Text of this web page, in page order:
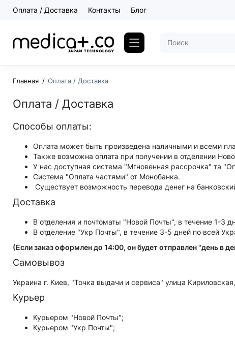
Оплата / Доставка Контакты Блог
Главная Оплата / Доставка
Оплата / Доставка
Способы оплаты:
Оплата может быть произведена наличными и всеми
Также возможна оплата при получении в отделении
У нас доступная система "Мгновенная рассрочка" та
Система "Оплата частями" от Монобанка.
Существует возможность перевода денег на
Доставка
В отделения и почтоматы "Новой Почты", в течение 1-3
В отделение "Укр Почты", в течение 3-5 дней по всей
(Если заказ оформлен до 14:00, он будет отправлен "день в
Самовывоз
Украина г. Киев, "Точка выдачи и сервиса" улица
Курьер
Курьером "Новой Почты";
Курьером "Укр Почты";